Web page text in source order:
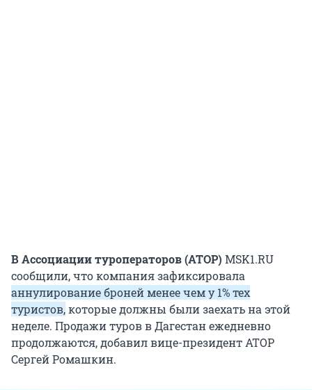
В Ассоциации туроператоров (АТОР) MSK1.RU
сообщили, что компания зафиксировала
аннулирование броней менее чем у 1% тех
туристов,которые должны были заехать на этой
неделе. Продажи туров в Дагестан ежедневно
продолжаются, добавил вице-президент АТОР
Сергей Ромашкин.